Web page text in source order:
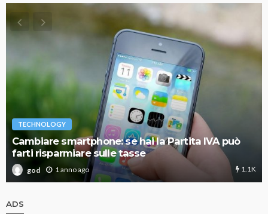
TECHNOLOGY
Cambiare smartphone: se hai la Partita IVA può
farti risparmiare sulle tasse
god 1 anno ago 1.1K
ADS